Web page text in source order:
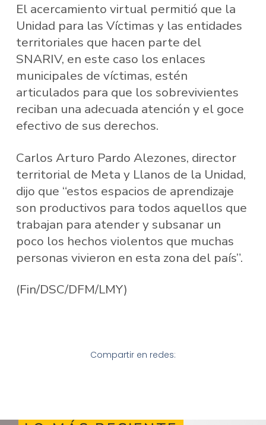
El acercamiento virtual permitió que la
Unidad para las Víctimas y las entidades
territoriales que hacen parte del
SNARIV, en este caso los enlaces
municipales de víctimas, estén
articulados para que los sobrevivientes
reciban una adecuada atención y el goce
efectivo de sus derechos.
Carlos Arturo Pardo Alezones, director
territorial de Meta y Llanos de la Unidad,
dijo que “estos espacios de aprendizaje
son productivos para todos aquellos que
trabajan para atender y subsanar un
poco los hechos violentos que muchas
personas vivieron en esta zona del país”.
(Fin/DSC/DFM/LMY)
Compartir en redes: